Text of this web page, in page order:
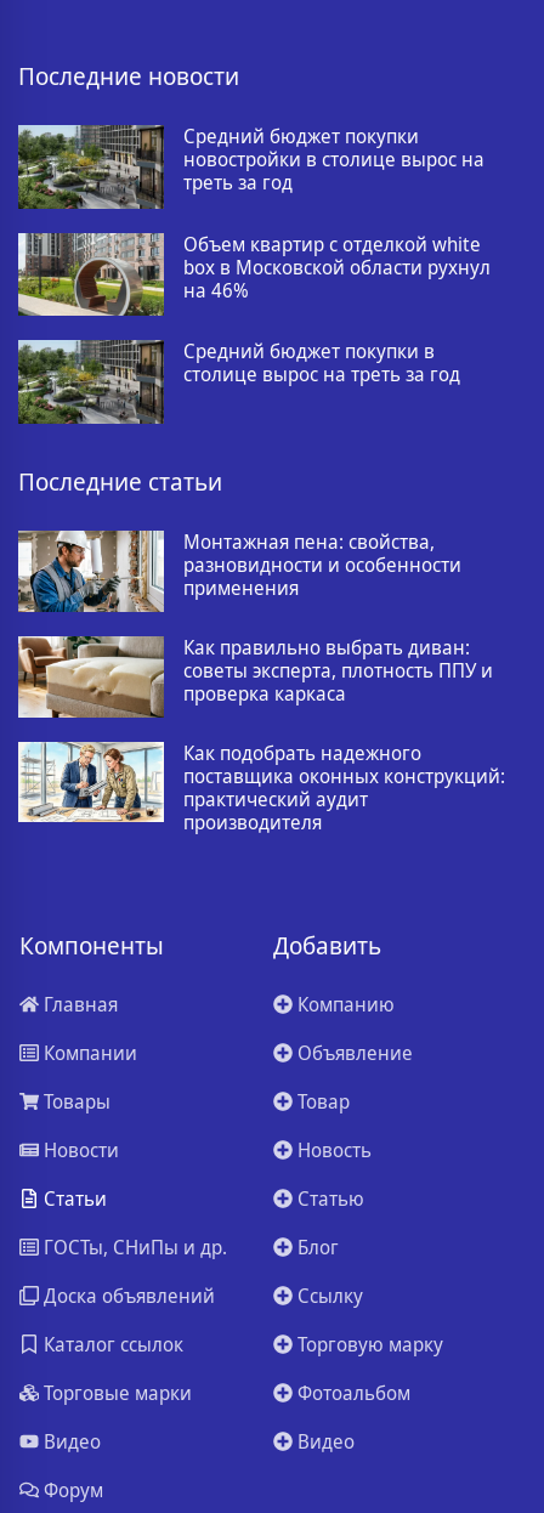
Последние новости
Средний бюджет покупки
новостройки в столице вырос на
треть за год
Объем квартир с отделкой white
box в Московской области рухнул
на 46%
Средний бюджет покупки в
столице вырос на треть за год
Последние статьи
Монтажная пена: свойства,
разновидности и особенности
применения
Как правильно выбрать диван:
советы эксперта, плотность ППУ и
проверка каркаса
Как подобрать надежного
поставщика оконных конструкций:
практический аудит
производителя
Компоненты
Главная
Компании
Товары
Новости
Статьи
ГОСТы, СНиПы и др.
Доска объявлений
Каталог ссылок
Торговые марки
Видео
Форум
Добавить
Компанию
Объявление
Товар
Новость
Статью
Блог
Ссылку
Торговую марку
Фотоальбом
Видео